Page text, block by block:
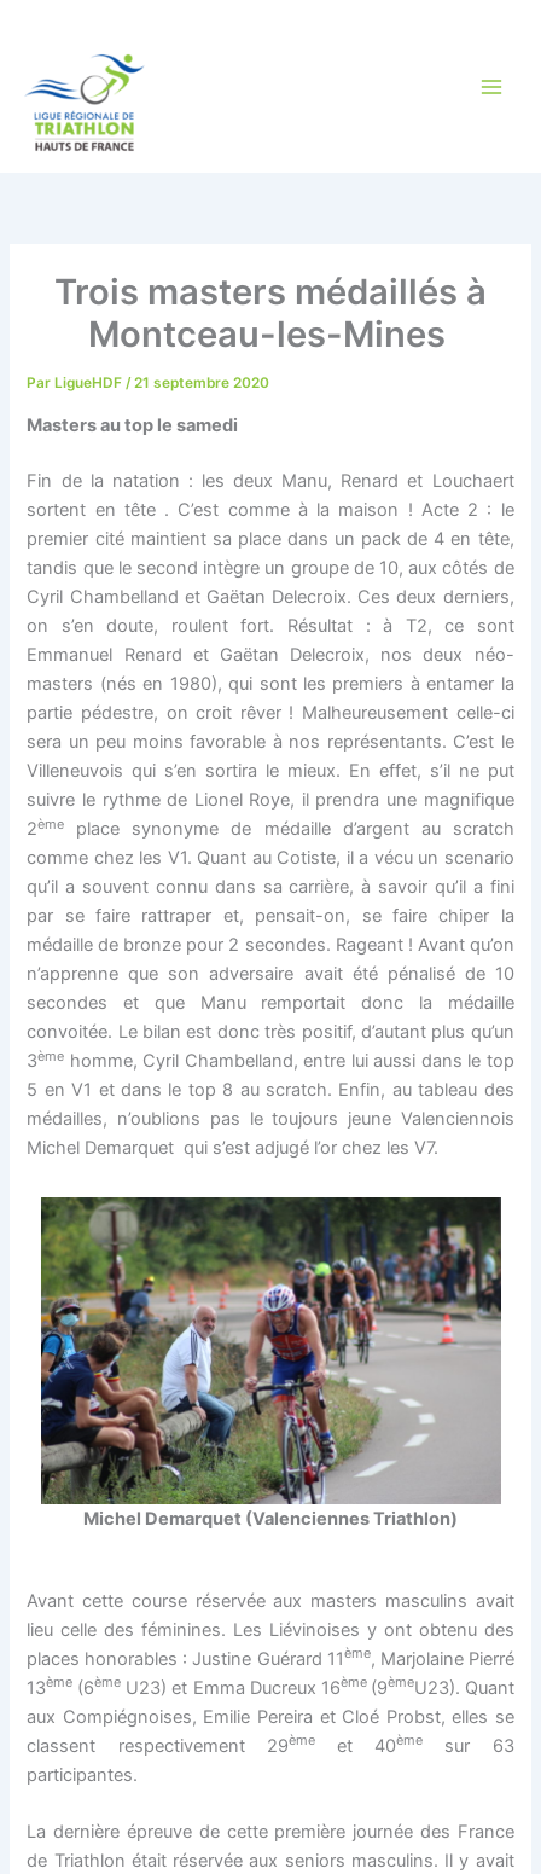
Trois masters médaillés à
Montceau-les-Mines
ParLigueHDF /21 septembre 2020
Masters au top le samedi
Fin de la natation : les deux Manu, Renard et Louchaert
sortent en tête . C’est comme à la maison ! Acte 2 : le
premier cité maintient sa place dans un pack de 4 en tête,
tandis que le second intègre un groupe de 10, aux côtés de
Cyril Chambelland et Gaëtan Delecroix. Ces deux derniers,
on s’en doute, roulent fort. Résultat : à T2, ce sont
Emmanuel Renard et Gaëtan Delecroix, nos deux néo-
masters (nés en 1980), qui sont les premiers à entamer la
partie pédestre, on croit rêver ! Malheureusement celle-ci
sera un peu moins favorable à nos représentants. C’est le
Villeneuvois qui s’en sortira le mieux. En effet, s’il ne put
suivre le rythme de Lionel Roye, il prendra une magnifique
2ème
place synonyme de médaille d’argent au scratch
comme chez les V1. Quant au Cotiste, il a vécu un scenario
qu’il a souvent connu dans sa carrière, à savoir qu’il a fini
par se faire rattraper et, pensait-on, se faire chiper la
médaille de bronze pour 2 secondes. Rageant ! Avant qu’on
n’apprenne que son adversaire avait été pénalisé de 10
secondes et que Manu remportait donc la médaille
convoitée. Le bilan est donc très positif, d’autant plus qu’un
3ème homme, Cyril Chambelland, entre lui aussi dans le top
5 en V1 et dans le top 8 au scratch. Enfin, au tableau des
médailles, n’oublions pas le toujours jeune Valenciennois
Michel Demarquet qui s’est adjugé l’or chez les V7.
Michel Demarquet (Valenciennes Triathlon)
Avant cette course réservée aux masters masculins avait
lieu celle des féminines. Les Liévinoises y ont obtenu des
places honorables : Justine Guérard 11ème, Marjolaine Pierré
13ème (6ème U23) et Emma Ducreux 16ème (9èmeU23). Quant
aux Compiégnoises, Emilie Pereira et Cloé Probst, elles se
classent respectivement 29èmeet 40ème
sur 63
participantes.
La dernière épreuve de cette première journée des France
de Triathlon était réservée aux seniors masculins. Il y avait